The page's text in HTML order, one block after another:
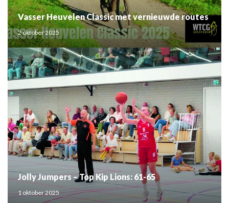
Vasser Heuvelen Classic met vernieuwde routes
2 oktober 2025
Jolly Jumpers – Top Kip Lions: 61-65
1 oktober 2025